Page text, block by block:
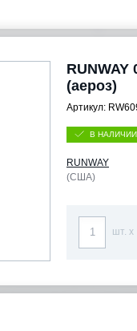
(аероз)
Артикул:
В НАЛИЧИИ
RUNWAY
(США)
шт. x